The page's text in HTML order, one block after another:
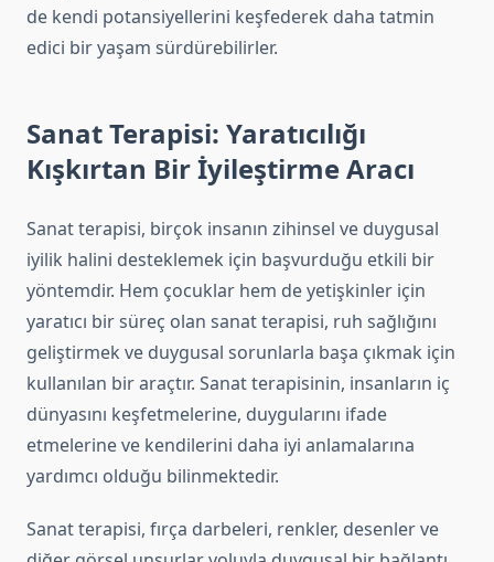
de kendi potansiyellerini keşfederek daha tatmin
edici bir yaşam sürdürebilirler.
Sanat Terapisi: Yaratıcılığı
Kışkırtan Bir İyileştirme Aracı
Sanat terapisi, birçok insanın zihinsel ve duygusal
iyilik halini desteklemek için başvurduğu etkili bir
yöntemdir. Hem çocuklar hem de yetişkinler için
yaratıcı bir süreç olan sanat terapisi, ruh sağlığını
geliştirmek ve duygusal sorunlarla başa çıkmak için
kullanılan bir araçtır. Sanat terapisinin, insanların iç
dünyasını keşfetmelerine, duygularını ifade
etmelerine ve kendilerini daha iyi anlamalarına
yardımcı olduğu bilinmektedir.
Sanat terapisi, fırça darbeleri, renkler, desenler ve